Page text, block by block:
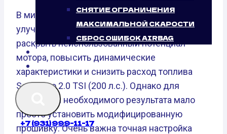
СНЯТИЕ ОГРАНИЧЕНИЯ
МАКСИМАЛЬНОЙ СКАРОСТИ
СБРОС ОШИБОК AIRBAG
+7 (931) 999-11-17
В мире чип-тюнинг стал важной частью
улучшения авто. Он дает возможность
раскрыть неиспользованный потенциал
мотора, повысить динамические
характеристики и снизить расход топлива
Seat Exeo 2.0 TSI (200 л.с.). Однако для
получения необходимого результата мало
просто установить модифицированную
прошивку. Очень важна точная настройка